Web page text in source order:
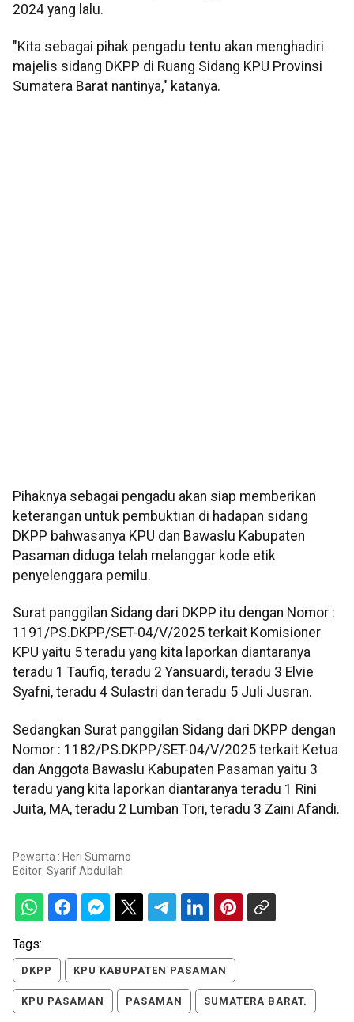
2024 yang lalu.
"Kita sebagai pihak pengadu tentu akan menghadiri
majelis sidang DKPP di Ruang Sidang KPU Provinsi
Sumatera Barat nantinya," katanya.
Pihaknya sebagai pengadu akan siap memberikan
keterangan untuk pembuktian di hadapan sidang
DKPP bahwasanya KPU dan Bawaslu Kabupaten
Pasaman diduga telah melanggar kode etik
penyelenggara pemilu.
Surat panggilan Sidang dari DKPP itu dengan Nomor :
1191/PS.DKPP/SET-04/V/2025 terkait Komisioner
KPU yaitu 5 teradu yang kita laporkan diantaranya
teradu 1 Taufiq, teradu 2 Yansuardi, teradu 3 Elvie
Syafni, teradu 4 Sulastri dan teradu 5 Juli Jusran.
Sedangkan Surat panggilan Sidang dari DKPP dengan
Nomor : 1182/PS.DKPP/SET-04/V/2025 terkait Ketua
dan Anggota Bawaslu Kabupaten Pasaman yaitu 3
teradu yang kita laporkan diantaranya teradu 1 Rini
Juita, MA, teradu 2 Lumban Tori, teradu 3 Zaini Afandi.
Pewarta : Heri Sumarno
Editor: Syarif Abdullah
Tags:
DKPP KPU KABUPATEN PASAMAN
KPU PASAMAN PASAMAN SUMATERA BARAT.